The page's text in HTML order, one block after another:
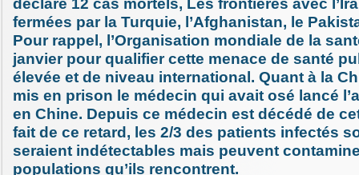
fermées par la Turquie, l’Afghanistan, le
Pour rappel, l’Organisation mondiale de la
janvier pour qualifier cette menace de santé
élevée et de niveau international. Quant à la
mis en prison le médecin qui avait osé lancé
en Chine. Depuis ce médecin est décédé de
fait de ce retard, les 2/3 des patients infectés
seraient indétectables mais peuvent
populations qu’ils rencontrent.